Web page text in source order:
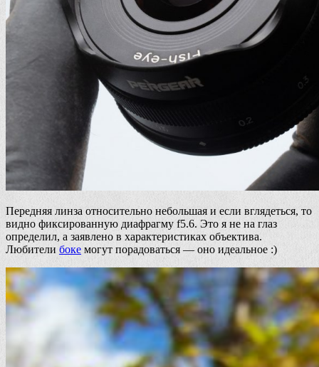
Передняя линза относительно небольшая и если вглядеться, то
видно фиксированную диафрагму f5.6. Это я не на глаз
определил, а заявлено в характеристиках объектива.
Любители боке могут порадоваться — оно идеальное :)